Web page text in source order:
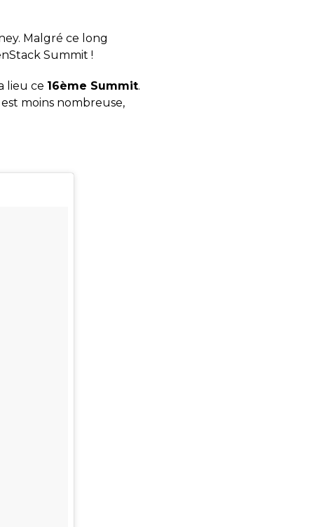
Malgré ce long
Summit !
lieu ce 16ème Summit.
moins nombreuse,